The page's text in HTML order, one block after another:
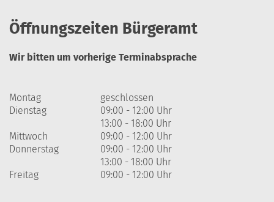
Öffnungszeiten Bürgeramt
Wir bitten um vorherige Terminabsprache
Montag
geschlossen
Dienstag
09:00 - 12:00 Uhr
13:00 - 18:00 Uhr
Mittwoch
09:00 - 12:00 Uhr
Donnerstag
09:00 - 12:00 Uhr
13:00 - 18:00 Uhr
Freitag
09:00 - 12:00 Uhr